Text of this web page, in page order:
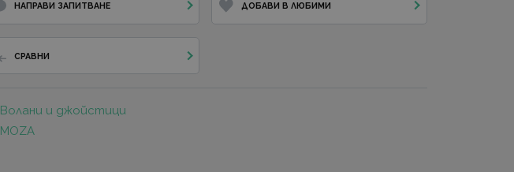
НАПРАВИ ЗАПИТВАНЕ ДОБАВИ В ЛЮБИМИ
СРАВНИ
Волани и джойстици
MOZA